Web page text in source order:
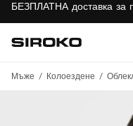
БЕЗПЛАТНА доставка за
Към
Мъже Колоездене